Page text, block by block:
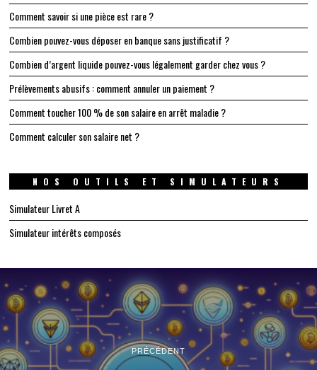
Comment savoir si une pièce est rare ?
Combien pouvez-vous déposer en banque sans justificatif ?
Combien d’argent liquide pouvez-vous légalement garder chez vous ?
Prélèvements abusifs : comment annuler un paiement ?
Comment toucher 100 % de son salaire en arrêt maladie ?
Comment calculer son salaire net ?
NOS OUTILS ET SIMULATEURS
Simulateur Livret A
Simulateur intérêts composés
PRÉCÉDENT